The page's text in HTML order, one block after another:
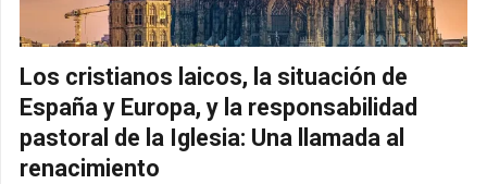
Los cristianos laicos, la situación de
España y Europa, y la responsabilidad
pastoral de la Iglesia: Una llamada al
renacimiento